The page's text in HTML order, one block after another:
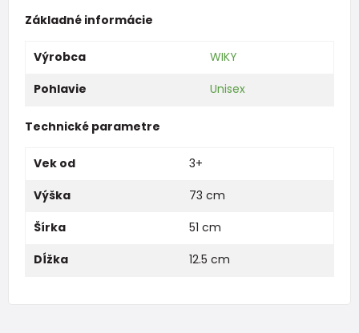
Základné informácie
Výrobca
WIKY
Pohlavie
Unisex
Technické parametre
Vek od
3+
Výška
73 cm
Šírka
51 cm
Dĺžka
12.5 cm